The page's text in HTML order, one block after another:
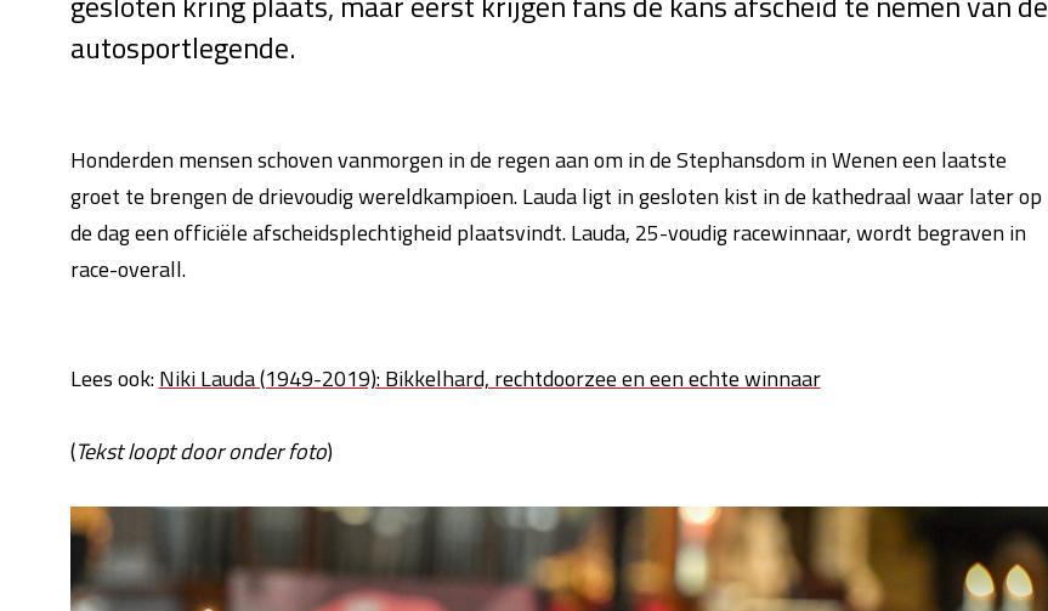
autosportlegende.
Honderden mensen schoven vanmorgen in de regen aan om in de Stephansdom in Wenen een laatste
groet te brengen de drievoudig wereldkampioen. Lauda ligt in gesloten kist in de kathedraal waar later op
de dag een officiële afscheidsplechtigheid plaatsvindt. Lauda, 25-voudig racewinnaar, wordt begraven in
race-overall.
Lees ook:Niki Lauda (1949-2019): Bikkelhard, rechtdoorzee en een echte winnaar
(Tekst loopt door onder foto)